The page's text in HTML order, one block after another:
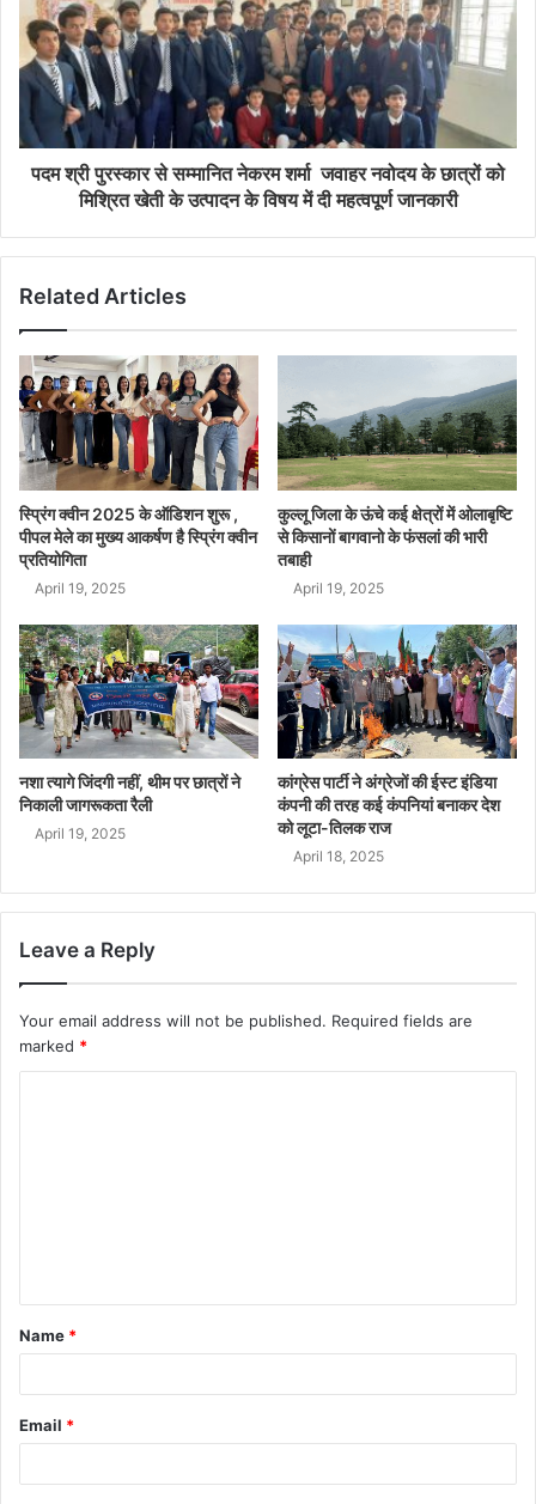
पदम श्री पुरस्कार से सम्मानित नेकरम शर्मा जवाहर नवोदय के छात्रों को
मिश्रित खेती के उत्पादन के विषय में दी महत्वपूर्ण जानकारी
Related Articles
स्प्रिंग क्वीन 2025 के ऑडिशन शुरू ,
पीपल मेले का मुख्य आकर्षण है स्प्रिंग क्वीन
प्रतियोगिता
April 19, 2025
कुल्लू जिला के ऊंचे कई क्षेत्रों में ओलाबृष्टि
से किसानों बागवानो के फंसलां की भारी
तबाही
April 19, 2025
नशा त्यागे जिंदगी नहीं, थीम पर छात्रों ने
निकाली जागरूकता रैली
April 19, 2025
कांग्रेस पार्टी ने अंग्रेजों की ईस्ट इंडिया
कंपनी की तरह कई कंपनियां बनाकर देश
को लूटा-तिलक राज
April 18, 2025
Leave a Reply
Your email address will not be published. Required fields are
marked *
Name *
Email *